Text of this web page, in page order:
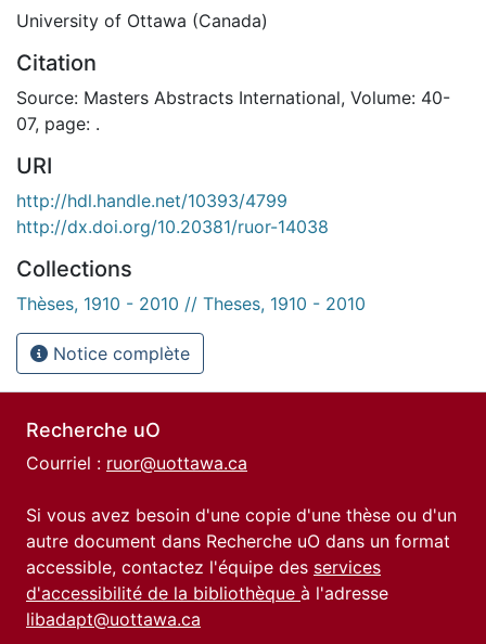
University of Ottawa (Canada)
Citation
Source: Masters Abstracts International, Volume: 40-
07, page: .
URI
http://hdl.handle.net/10393/4799
http://dx.doi.org/10.20381/ruor-14038
Collections
Thèses, 1910 - 2010 // Theses, 1910 - 2010
Notice complète
Recherche uO
Courriel : ruor@uottawa.ca
Si vous avez besoin d'une copie d'une thèse ou d'un
autre document dans Recherche uO dans un format
accessible, contactez l'équipe des services
d'accessibilité de la bibliothèque à l'adresse
libadapt@uottawa.ca